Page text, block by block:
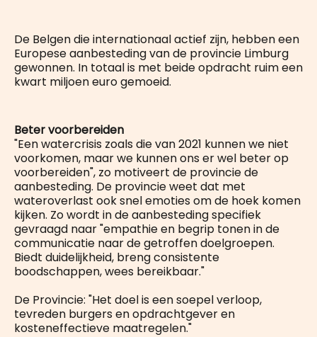
De Belgen die internationaal actief zijn, hebben een
Europese aanbesteding van de provincie Limburg
gewonnen. In totaal is met beide opdracht ruim een
kwart miljoen euro gemoeid.
Beter voorbereiden
"Een watercrisis zoals die van 2021 kunnen we niet
voorkomen, maar we kunnen ons er wel beter op
voorbereiden", zo motiveert de provincie de
aanbesteding. De provincie weet dat met
wateroverlast ook snel emoties om de hoek komen
kijken. Zo wordt in de aanbesteding specifiek
gevraagd naar "empathie en begrip tonen in de
communicatie naar de getroffen doelgroepen.
Biedt duidelijkheid, breng consistente
boodschappen, wees bereikbaar."
De Provincie: "Het doel is een soepel verloop,
tevreden burgers en opdrachtgever en
kosteneffectieve maatregelen."